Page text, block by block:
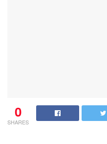
0
SHARES